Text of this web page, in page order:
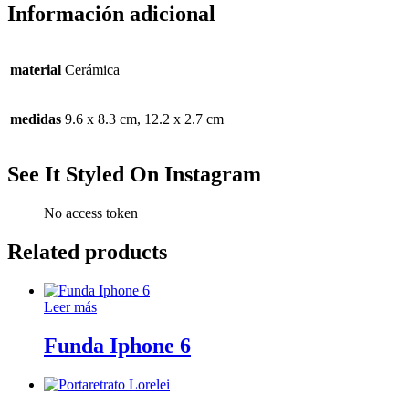
Información adicional
material Cerámica
medidas 9.6 x 8.3 cm, 12.2 x 2.7 cm
See It Styled On Instagram
No access token
Related products
Leer más
Funda Iphone 6